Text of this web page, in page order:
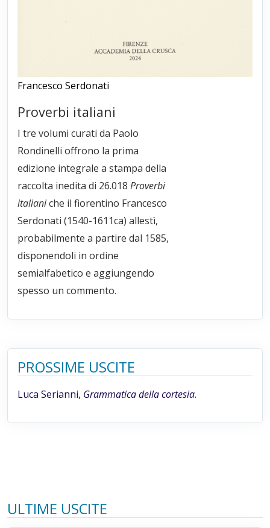
Francesco Serdonati
Proverbi italiani
I tre volumi curati da Paolo
Rondinelli offrono la prima
edizione integrale a stampa della
raccolta inedita di 26.018 Proverbi
italianiche il fiorentino Francesco
Serdonati (1540-1611ca) allestì,
probabilmente a partire dal 1585,
disponendoli in ordine
semialfabetico e aggiungendo
spesso un commento.
PROSSIME USCITE
Luca Serianni, Grammatica della cortesia.
ULTIME USCITE